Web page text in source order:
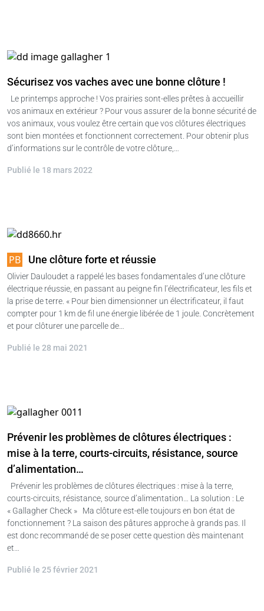
Sécurisez vos vaches avec une bonne clôture !
Le printemps approche ! Vos prairies sont-elles prêtes à accueillir
vos animaux en extérieur ? Pour vous assurer de la bonne sécurité de
vos animaux, vous voulez être certain que vos clôtures électriques
sont bien montées et fonctionnent correctement. Pour obtenir plus
d’informations sur le contrôle de votre clôture,…
Publié le 18 mars 2022
Une clôture forte et réussie
Olivier Dauloudet a rappelé les bases fondamentales d’une clôture
électrique réussie, en passant au peigne fin l’électrificateur, les fils et
la prise de terre. « Pour bien dimensionner un électrificateur, il faut
compter pour 1 km de fil une énergie libérée de 1 joule. Concrètement
et pour clôturer une parcelle de…
Publié le 28 mai 2021
Prévenir les problèmes de clôtures électriques :
mise à la terre, courts-circuits, résistance, source
d’alimentation…
Prévenir les problèmes de clôtures électriques : mise à la terre,
courts-circuits, résistance, source d’alimentation… La solution : Le
« Gallagher Check » Ma clôture est-elle toujours en bon état de
fonctionnement ? La saison des pâtures approche à grands pas. Il
est donc recommandé de se poser cette question dès maintenant
et…
Publié le 25 février 2021